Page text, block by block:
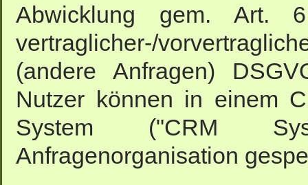
Abwicklung gem.
vertraglicher-/
(andere Anfragen)
Nutzer können in einem
System ("CRM
Anfragenorganisation